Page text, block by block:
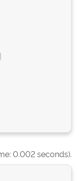
0.002 seconds).